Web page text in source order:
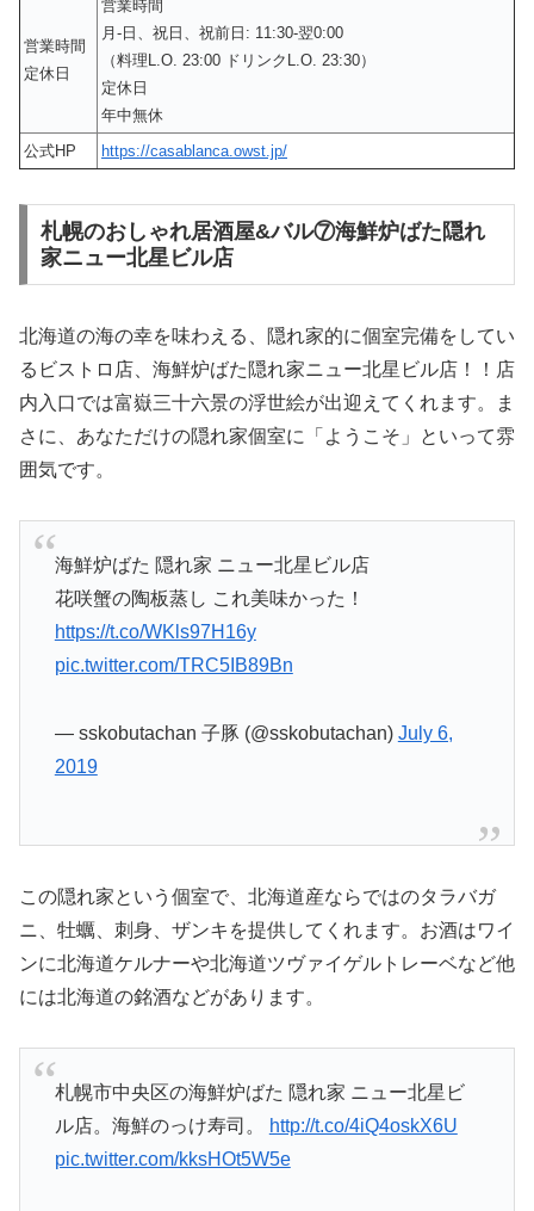
営業時間
定休日
営業時間
月-日、祝日、祝前日: 11:30-翌0:00
（料理L.O. 23:00 ドリンクL.O. 23:30）
定休日
年中無休
公式HP
https://casablanca.owst.jp/
札幌のおしゃれ居酒屋&バル⑦海鮮炉ばた隠れ
家ニュー北星ビル店
北海道の海の幸を味わえる、隠れ家的に個室完備をしてい
るビストロ店、海鮮炉ばた隠れ家ニュー北星ビル店！！店
内入口では富嶽三十六景の浮世絵が出迎えてくれます。ま
さに、あなただけの隠れ家個室に「ようこそ」といって雰
囲気です。
海鮮炉ばた 隠れ家 ニュー北星ビル店
花咲蟹の陶板蒸し これ美味かった！
https://t.co/WKls97H16y
pic.twitter.com/TRC5IB89Bn
— sskobutachan 子豚 (@sskobutachan) July 6,
2019
この隠れ家という個室で、北海道産ならではのタラバガ
ニ、牡蠣、刺身、ザンキを提供してくれます。お酒はワイ
ンに北海道ケルナーや北海道ツヴァイゲルトレーベなど他
には北海道の銘酒などがあります。
札幌市中央区の海鮮炉ばた 隠れ家 ニュー北星ビ
ル店。海鮮のっけ寿司。
http://t.co/4iQ4oskX6U
pic.twitter.com/kksHOt5W5e